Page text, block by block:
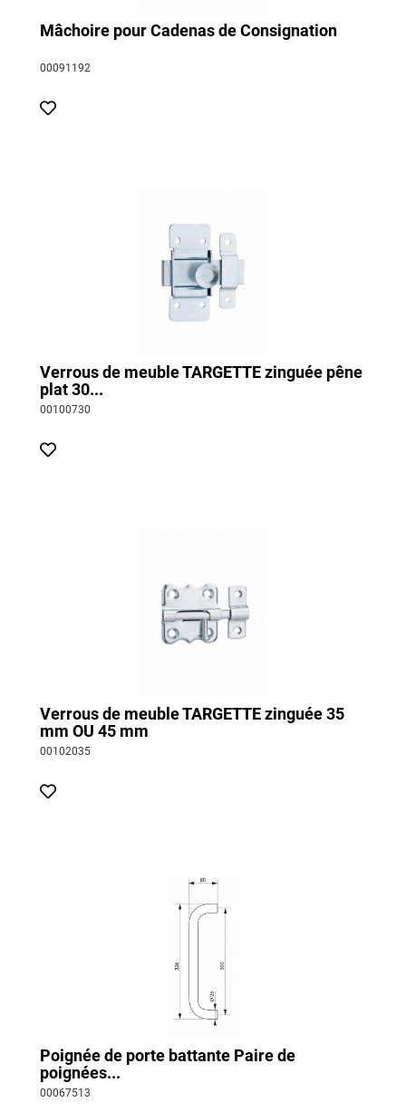
Mâchoire pour Cadenas de Consignation
00091192
Verrous de meuble TARGETTE zinguée pêne
plat 30...
00100730
Verrous de meuble TARGETTE zinguée 35
mm OU 45 mm
00102035
Poignée de porte battante Paire de
poignées...
00067513